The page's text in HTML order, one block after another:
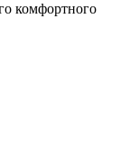
комфортного